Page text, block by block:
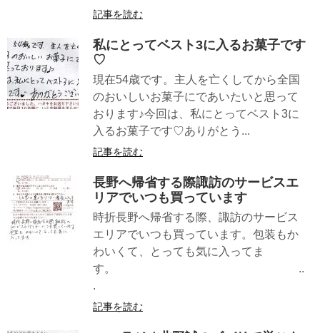
記事を読む
私にとってベスト3に入るお菓子です
♡
現在54歳です。主人を亡くしてから全国
のおいしいお菓子にであいたいと思って
おります♪今回は、私にとってベスト3に
入るお菓子です♡ありがとう...
記事を読む
長野へ帰省する際諏訪のサービスエ
リアでいつも買っています
時折長野へ帰省する際、諏訪のサービス
エリアでいつも買っています。包装もか
わいくて、とっても気に入ってま
す。 ..
.
記事を読む